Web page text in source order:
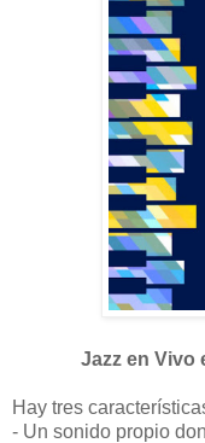
Jazz en Vivo
Hay tres
- Un sonido propio